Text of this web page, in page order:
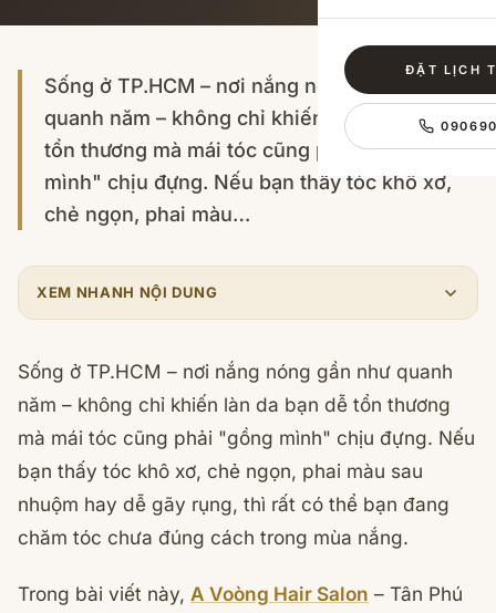
ĐẶT LỊCH
Sống ở TP.HCM – nơi nắng nóng gần như
quanh năm – không chỉ khiến làn da bạn dễ
tổn thương mà mái tóc cũng phải "gồng
mình" chịu đựng. Nếu bạn thấy tóc khô xơ,
chẻ ngọn, phai màu…
XEM NHANH NỘI DUNG
Sống ở TP.HCM – nơi nắng nóng gần như quanh
năm – không chỉ khiến làn da bạn dễ tổn thương
mà mái tóc cũng phải "gồng mình" chịu đựng. Nếu
bạn thấy tóc khô xơ, chẻ ngọn, phai màu sau
nhuộm hay dễ gãy rụng, thì rất có thể bạn đang
chăm tóc chưa đúng cách trong mùa nắng.
Trong bài viết này, A Voòng Hair Salon – Tân Phú